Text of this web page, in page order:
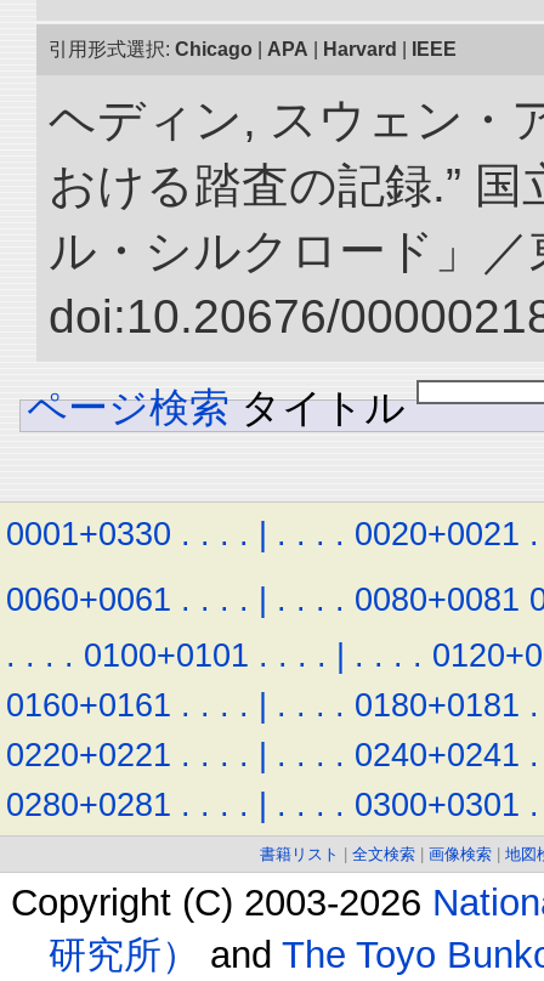
引用形式選択: Chicago APA Harvard IEEE
ヘディン, スウェン・
おける踏査の記録.”
ル・シルクロード」／
doi:10.20676/
ページ検索 タイトル
0001+0330 . . . . | . . . . 0020+0021 .
0060+0061 . . . . | . . . . 0080+0081
. . . . 0100+0101 . . . . | . . . .
0160+0161 . . . . | . . . . 0180+0181 .
0220+0221 . . . . | . . . . 0240+0241 .
0280+0281 . . . . | . . . . 0300+0301 .
書籍リスト 全文検索 画像検索 地図
Copyright (C) 2003-2026
研究所）
and The Toyo